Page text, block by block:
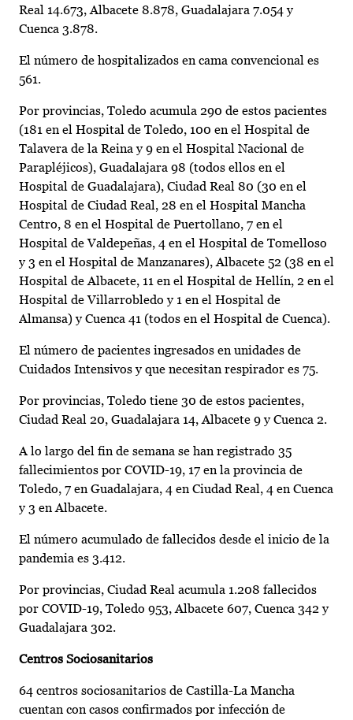
Real 14.673, Albacete 8.878, Guadalajara 7.054 y
Cuenca 3.878.
El número de hospitalizados en cama convencional es
561.
Por provincias, Toledo acumula 290 de estos pacientes
(181 en el Hospital de Toledo, 100 en el Hospital de
Talavera de la Reina y 9 en el Hospital Nacional de
Parapléjicos), Guadalajara 98 (todos ellos en el
Hospital de Guadalajara), Ciudad Real 80 (30 en el
Hospital de Ciudad Real, 28 en el Hospital Mancha
Centro, 8 en el Hospital de Puertollano, 7 en el
Hospital de Valdepeñas, 4 en el Hospital de Tomelloso
y 3 en el Hospital de Manzanares), Albacete 52 (38 en el
Hospital de Albacete, 11 en el Hospital de Hellín, 2 en el
Hospital de Villarrobledo y 1 en el Hospital de
Almansa) y Cuenca 41 (todos en el Hospital de Cuenca).
El número de pacientes ingresados en unidades de
Cuidados Intensivos y que necesitan respirador es 75.
Por provincias, Toledo tiene 30 de estos pacientes,
Ciudad Real 20, Guadalajara 14, Albacete 9 y Cuenca 2.
A lo largo del fin de semana se han registrado 35
fallecimientos por COVID-19, 17 en la provincia de
Toledo, 7 en Guadalajara, 4 en Ciudad Real, 4 en Cuenca
y 3 en Albacete.
El número acumulado de fallecidos desde el inicio de la
pandemia es 3.412.
Por provincias, Ciudad Real acumula 1.208 fallecidos
por COVID-19, Toledo 953, Albacete 607, Cuenca 342 y
Guadalajara 302.
Centros Sociosanitarios
64 centros sociosanitarios de Castilla-La Mancha
cuentan con casos confirmados por infección de